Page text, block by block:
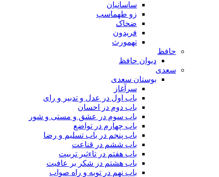
ساسانیان
زو طهماسپ‏
ضحاک
فریدون
تهمورث
حافظ
دیوان حافظ
سعدی
بوستان سعدی
سرآغاز
باب اول در عدل و تدبیر و رای
باب دوم در احسان
باب سوم در عشق و مستی و شور
باب چهارم در تواضع
باب پنجم در باب تسلیم و رضا
باب ششم در قناعت
باب هفتم در تاءثیر تربیت
باب هشتم در شکر بر عافیت
باب نهم در توبه و راه صواب